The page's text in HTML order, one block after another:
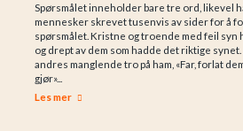
Spørsmålet inneholder bare tre ord, likevel
mennesker skrevet tusenvis av sider for å
spørsmålet. Kristne og troende med feil
og drept av dem som hadde det riktige
andres manglende tro på ham, «Far, forlat
gjør»...
Les mer